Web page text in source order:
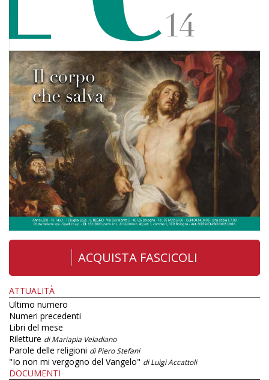
ACQUISTA FASCICOLI
ATTUALITÀ
Ultimo numero
Numeri precedenti
Libri del mese
Riletture di Mariapia Veladiano
Parole delle religioni di Piero Stefani
"Io non mi vergogno del Vangelo" di Luigi Accattoli
DOCUMENTI